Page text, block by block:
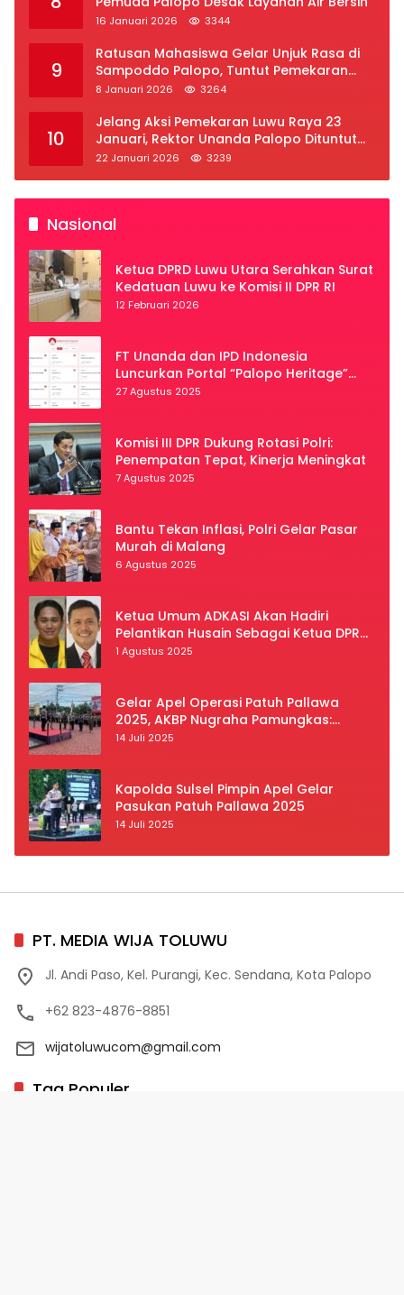
16 Januari 2026 3344
9
Ratusan Mahasiswa Gelar Unjuk Rasa di
Sampoddo Palopo, Tuntut Pemekaran
Provinsi Luwu Raya
8 Januari 2026 3264
10
Jelang Aksi Pemekaran Luwu Raya 23
Januari, Rektor Unanda Palopo Dituntut
Liburkan Mahasiswa
22 Januari 2026 3239
Nasional
Ketua DPRD Luwu Utara Serahkan Surat
Kedatuan Luwu ke Komisi II DPR RI
12 Februari 2026
FT Unanda dan IPD Indonesia
Luncurkan Portal “Palopo Heritage”
Secara Virtual
27 Agustus 2025
Komisi III DPR Dukung Rotasi Polri:
Penempatan Tepat, Kinerja Meningkat
7 Agustus 2025
Bantu Tekan Inflasi, Polri Gelar Pasar
Murah di Malang
6 Agustus 2025
Ketua Umum ADKASI Akan Hadiri
Pelantikan Husain Sebagai Ketua DPRD
Luwu Utara
1 Agustus 2025
Gelar Apel Operasi Patuh Pallawa
2025, AKBP Nugraha Pamungkas:
Kedisiplinan dan Keselamatan Jadi
14 Juli 2025
Kapolda Sulsel Pimpin Apel Gelar
Pasukan Patuh Pallawa 2025
14 Juli 2025
PT. MEDIA WIJA TOLUWU
Jl. Andi Paso, Kel. Purangi, Kec. Sendana, Kota Palopo
+62 823-4876-8851
wijatoluwucom@gmail.com
Tag Populer